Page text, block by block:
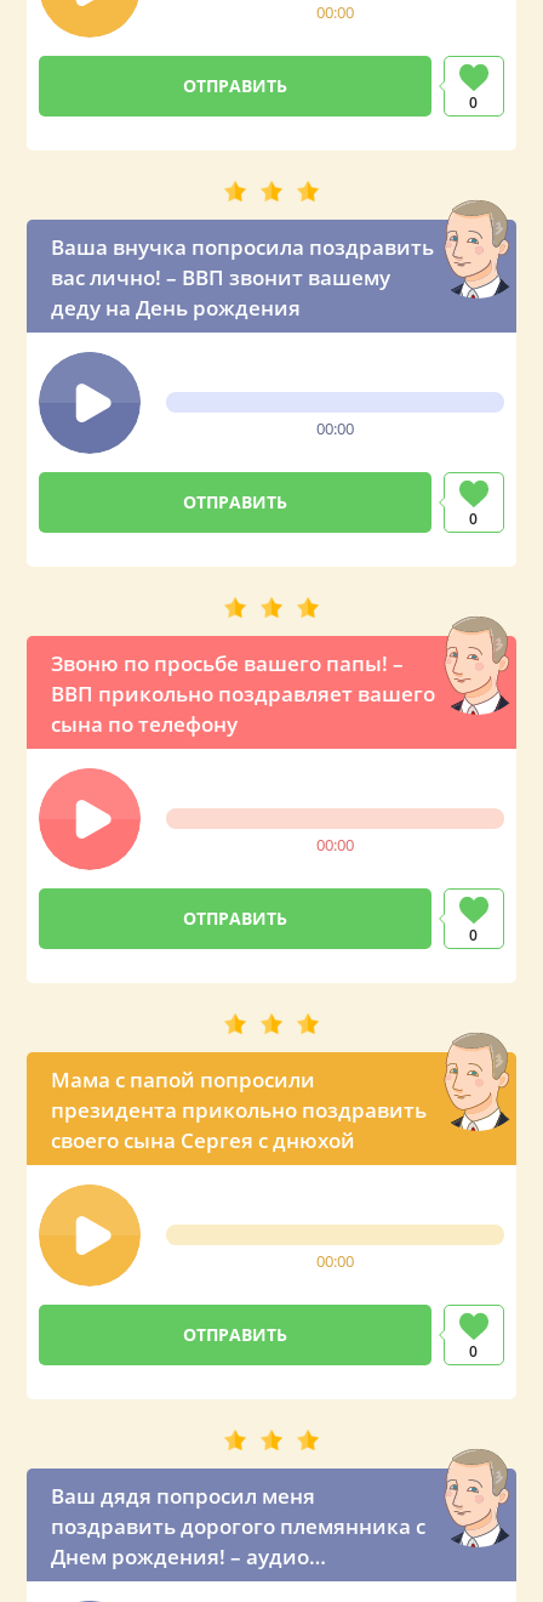
00:00
0
Ваша внучка попросила поздравить
вас лично! – ВВП звонит вашему
деду на День рождения
00:00
0
Звоню по просьбе вашего папы! –
ВВП прикольно поздравляет вашего
сына по телефону
00:00
0
Мама с папой попросили
президента прикольно поздравить
своего сына Сергея с днюхой
00:00
0
Ваш дядя попросил меня
поздравить дорогого племянника с
Днем рождения! – аудио
поздравление Сергею от